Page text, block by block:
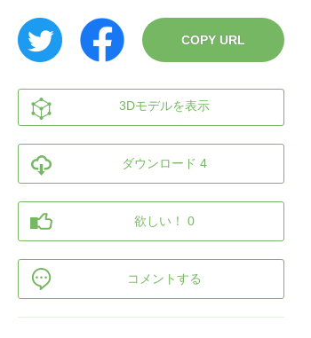
COPY URL
3Dモデルを表示
ダウンロード 4
欲しい！ 0
コメントする